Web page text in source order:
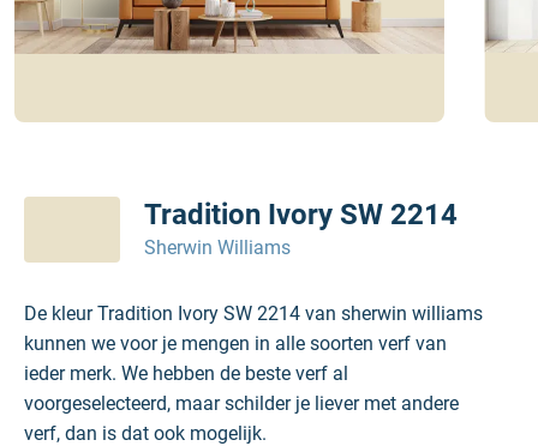
Tradition Ivory SW 2214
Sherwin Williams
De kleur Tradition Ivory SW 2214 van sherwin williams
kunnen we voor je mengen in alle soorten verf van
ieder merk. We hebben de beste verf al
voorgeselecteerd, maar schilder je liever met andere
verf, dan is dat ook mogelijk.